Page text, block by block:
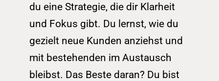
du eine Strategie, die dir Klarheit
und Fokus gibt. Du lernst, wie du
gezielt neue Kunden anziehst und
mit bestehenden im Austausch
bleibst. Das Beste daran? Du bist